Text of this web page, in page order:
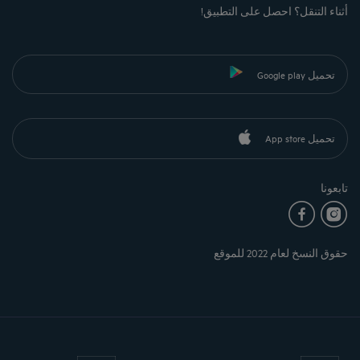
أثناء التنقل؟ احصل على التطبيق!
تحميل Google play
تحميل App store
تابعونا
حقوق النسخ لعام 2022 للموقع